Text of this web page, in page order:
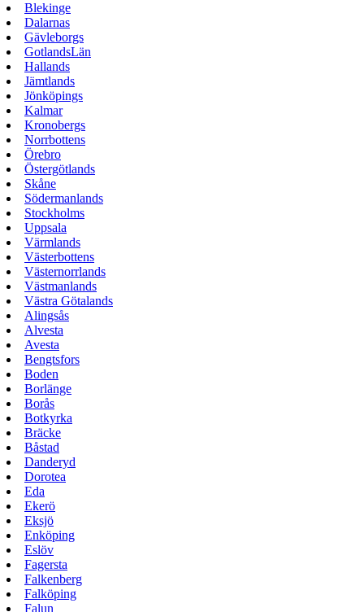
Blekinge
Dalarnas
Gävleborgs
GotlandsLän
Hallands
Jämtlands
Jönköpings
Kalmar
Kronobergs
Norrbottens
Örebro
Östergötlands
Skåne
Södermanlands
Stockholms
Uppsala
Värmlands
Västerbottens
Västernorrlands
Västmanlands
Västra Götalands
Alingsås
Alvesta
Avesta
Bengtsfors
Boden
Borlänge
Borås
Botkyrka
Bräcke
Båstad
Danderyd
Dorotea
Eda
Ekerö
Eksjö
Enköping
Eslöv
Fagersta
Falkenberg
Falköping
Falun